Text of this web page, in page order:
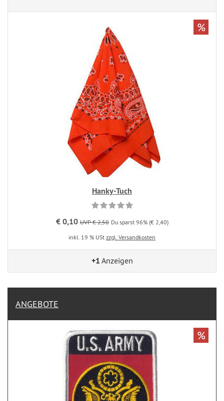
Hanky-Tuch
€ 0,10 UVP € 2,50 Du sparst 96% (€ 2,40)
inkl. 19 % USt zzgl. Versandkosten
%
+1 Anzeigen
ANGEBOTE
%